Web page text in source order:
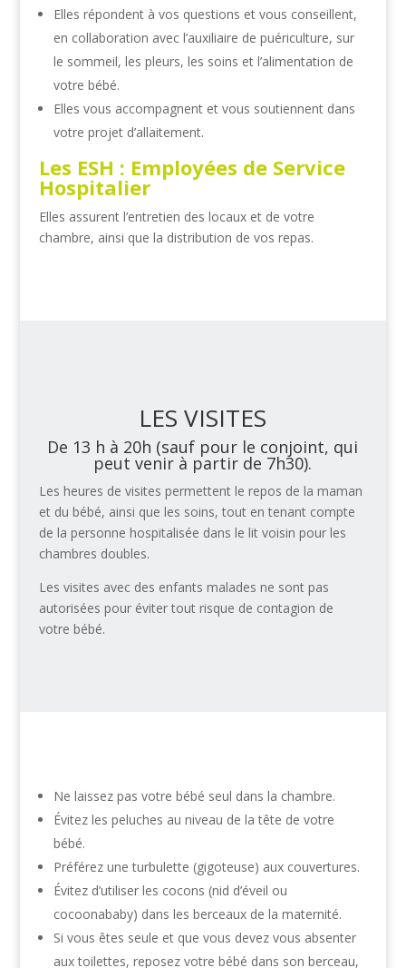
Elles répondent à vos questions et vous conseillent,
en collaboration avec l’auxiliaire de puériculture, sur
le sommeil, les pleurs, les soins et l’alimentation de
votre bébé.
Elles vous accompagnent et vous soutiennent dans
votre projet d’allaitement.
Les ESH : Employées de Service
Hospitalier
Elles assurent l’entretien des locaux et de votre
chambre, ainsi que la distribution de vos repas.
LES VISITES
De 13 h à 20h (sauf pour le conjoint, qui
peut venir à partir de 7h30).
Les heures de visites permettent le repos de la maman
et du bébé, ainsi que les soins, tout en tenant compte
de la personne hospitalisée dans le lit voisin pour les
chambres doubles.
Les visites avec des enfants malades ne sont pas
autorisées pour éviter tout risque de contagion de
votre bébé.
Ne laissez pas votre bébé seul dans la chambre.
Évitez les peluches au niveau de la tête de votre
bébé.
Préférez une turbulette (gigoteuse) aux couvertures.
Évitez d’utiliser les cocons (nid d’éveil ou
cocoonababy) dans les berceaux de la maternité.
Si vous êtes seule et que vous devez vous absenter
aux toilettes, reposez votre bébé dans son berceau,